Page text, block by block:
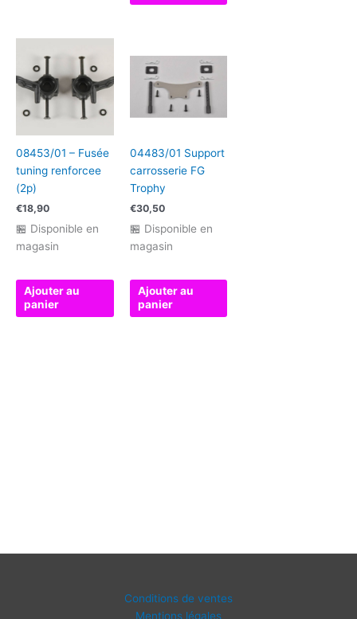
08453/01 – Fusée
tuning renforcee
(2p)
€18,90
🏪 Disponible en
magasin
Ajouter au
panier
04483/01 Support
carrosserie FG
Trophy
€30,50
🏪 Disponible en
magasin
Ajouter au
panier
Conditions de ventes
Mentions légales